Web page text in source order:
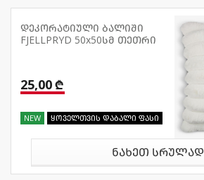
დეკორატიული ბალიში
FJELLPRYD 50x50სმ თეთრი
25,00 ₾
NEW ყოველთვის დაბალი ფასი
ნახეთ სრულად